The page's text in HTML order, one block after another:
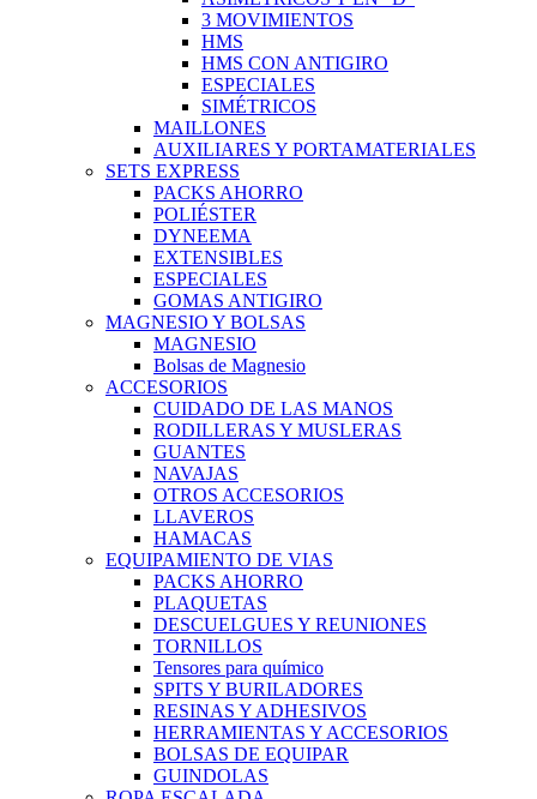
3 MOVIMIENTOS
HMS
HMS CON ANTIGIRO
ESPECIALES
SIMÉTRICOS
MAILLONES
AUXILIARES Y PORTAMATERIALES
SETS EXPRESS
PACKS AHORRO
POLIÉSTER
DYNEEMA
EXTENSIBLES
ESPECIALES
GOMAS ANTIGIRO
MAGNESIO Y BOLSAS
MAGNESIO
Bolsas de Magnesio
ACCESORIOS
CUIDADO DE LAS MANOS
RODILLERAS Y MUSLERAS
GUANTES
NAVAJAS
OTROS ACCESORIOS
LLAVEROS
HAMACAS
EQUIPAMIENTO DE VIAS
PACKS AHORRO
PLAQUETAS
DESCUELGUES Y REUNIONES
TORNILLOS
Tensores para químico
SPITS Y BURILADORES
RESINAS Y ADHESIVOS
HERRAMIENTAS Y ACCESORIOS
BOLSAS DE EQUIPAR
GUINDOLAS